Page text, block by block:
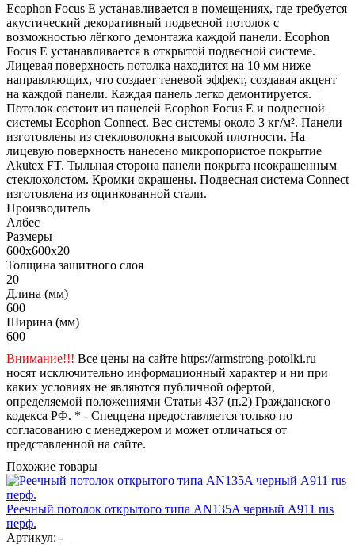
Ecophon Focus E устанавливается в помещениях, где требуется
акустический декоративный подвесной потолок с
возможностью лёгкого демонтажа каждой панели. Ecophon
Focus E устанавливается в открытой подвесной системе.
Лицевая поверхность потолка находится на 10 мм ниже
направляющих, что создает теневой эффект, создавая акцент
на каждой панели. Каждая панель легко демонтируется.
Потолок состоит из панелей Ecophon Focus Е и подвесной
системы Ecophon Connect. Вес системы около 3 кг/м². Панели
изготовлены из стекловолокна высокой плотности. На
лицевую поверхность нанесено микропористое покрытие
Akutex FT. Тыльная сторона панели покрыта неокрашенным
стеклохолстом. Кромки окрашены. Подвесная система Connect
изготовлена из оцинкованной стали.
Производитель
Албес
Размеры
600x600x20
Толщина защитного слоя
20
Длина (мм)
600
Ширина (мм)
600
Внимание!!! Все цены на сайте https://armstrong-potolki.ru
носят исключительно информационный характер и ни при
каких условиях не являются публичной офертой,
определяемой положениями Статьи 437 (п.2) Гражданского
кодекса РФ. * - Спеццена предоставляется только по
согласованию с менеджером и может отличаться от
представленной на сайте.
Похожие товары
Реечный потолок открытого типа AN135A черный А911 rus
перф.
Артикул: -